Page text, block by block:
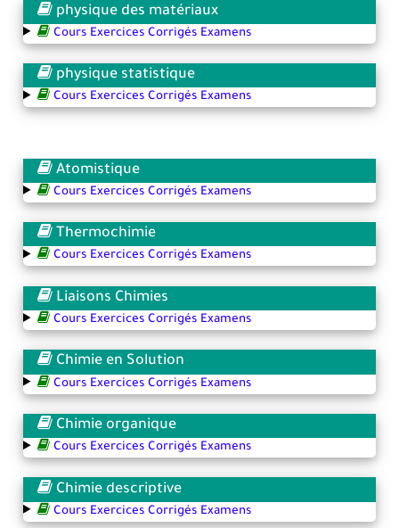
physique des matériaux
Cours Exercices Corrigés Examens
physique statistique
Cours Exercices Corrigés Examens
Atomistique
Cours Exercices Corrigés Examens
Thermochimie
Cours Exercices Corrigés Examens
Liaisons Chimies
Cours Exercices Corrigés Examens
Chimie en Solution
Cours Exercices Corrigés Examens
Chimie organique
Cours Exercices Corrigés Examens
Chimie descriptive
Cours Exercices Corrigés Examens